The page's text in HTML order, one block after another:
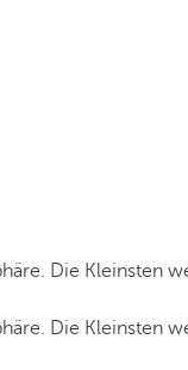
Die Kleinsten
Die Kleinsten